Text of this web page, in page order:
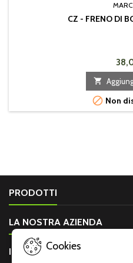
CZ - FRENO DI

 Non
PRODOTTI
LA NOSTRA AZIENDA
IL TUO ACCOUNT
Cookies